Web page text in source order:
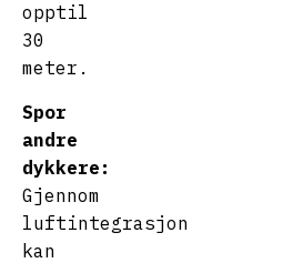
opptil
30
meter.
Spor
andre
dykkere:
Gjennom
luftintegrasjon
kan